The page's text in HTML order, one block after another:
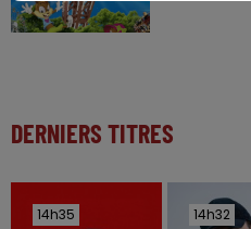
DERNIERS TITRES
14h35
14h35 14h32
14h32